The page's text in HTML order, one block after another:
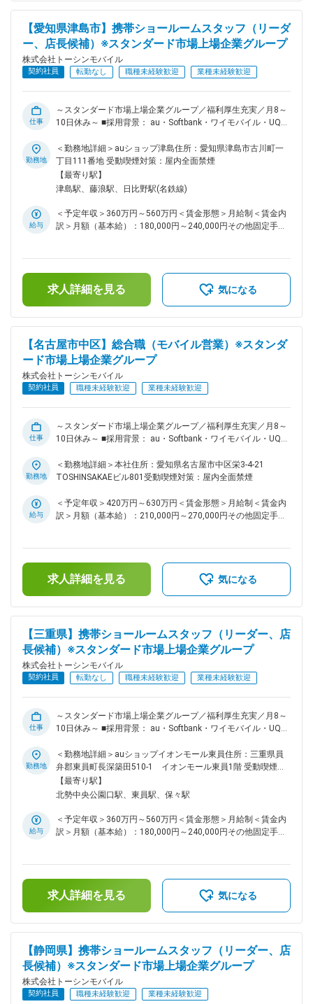
続き └新規申込／機種変更／プラン変更等 ・故障の修理相談
対応 ・プラン内容や操作方法の案内 ・店内の展示やレイアウ
ト ・店舗イベント企画、運営 └営業と連携しながら行ってい
ただきます。 ・在庫管理等 【取り扱い製品例】 携帯電話／ス
マートフォン 関連アクセサリー タブレット その他、上記以外
のサービス ■ポイント： ★充実した福利厚生・休暇制度 各種
育休制度はもちろん、バースデー休暇制度も整えています。
★公平な評価制度 ノルマはありません。店舗目標や個人目標
ト制で、評価を「見える化」。販売実績などの成果はもちろ
ん、勤務態度なども基準です。そんな評価に基づいて賞与や昇
給、昇進が決まるため納得感を持ってもらえるはずです。 ★
お店づくりにアイデアが活かせます 店舗イベントは本社の営
く一般職でもアイデアがあれば大歓迎。気軽に発信してくださ
い。
を含めた表記です。
【愛知県津島市】携帯ショールームスタッフ（リーダ
ー、店長候補）※スタンダード市場上場企業グループ
株式会社トーシンモバイル
契約社員 転勤なし 職種未経験歓迎 業種未経験歓迎
仕事
～スタンダード市場上場企業グループ／福利厚生充実／月8～
10日休み～ ■採用背景： au・Softbank・ワイモバイル・UQス
社。愛知県を中心に、4県にわたってショップを展開していま
す。顧客満足度をさらに高めていくためにも、接客に力を入れ
ていきたいと考え、メンバーを増員することになりました。
「初めてスマホにする」というお客様に簡単なスマホの使い方
したり。 そんなちょっとした気遣いで、「ありがとう、あな
たが担当でよかった」といった嬉しいお言葉をいただけるやり
携帯ショールームスタッフとして、新規申込／機種変更／プラ
ン変更等の携帯電話の各種契約手続き、故障の修理相談対応等
を担当いただきます。 ■業務詳細： ・携帯電話の各種契約手
続き └新規申込／機種変更／プラン変更等 ・故障の修理相談
ト ・店舗イベント企画、運営 └営業と連携しながら行ってい
ただきます。 ・在庫管理等 【取り扱い製品例】 携帯電話／ス
マートフォン 関連アクセサリー タブレット その他、上記以外
のサービス ■ポイント： ★充実した福利厚生・休暇制度 各種
手当が充実している点はもちろんですが、会員制リゾート施設
の利用や退職金制度なども整っています。 休暇制度でも産休
を達成できれば賞与などで還元します。評価項目ごとのポイン
ト制で、評価を「見える化」。販売実績などの成果はもちろ
給、昇進が決まるため納得感を持ってもらえるはずです。 ★
お店づくりにアイデアが活かせます 店舗イベントは本社の営
く一般職でもアイデアがあれば大歓迎。気軽に発信してくださ
い。
勤務地
＜勤務地詳細＞auショップ津島住所：愛知県津島市古川町一
丁目111番地 受動喫煙対策：屋内全面禁煙
【最寄り駅】
津島駅、藤浪駅、日比野駅(名鉄線)
給与
＜予定年収＞360万円～560万円＜賃金形態＞月給制＜賃金内
訳＞月額（基本給）：180,000円～240,000円その他固定手当/
手当を含む）＜昇給有無＞有＜残業手当＞有＜給与補足＞・昇
給年1回（7月※特別昇給随時あり）・賞与年2回（7月、12月※
昨年度実績：年2回）賃金はあくまでも目安の金額であり、選
を含めた表記です。
求人詳細を見る 気になる
【名古屋市中区】総合職（モバイル営業）※スタンダ
ード市場上場企業グループ
株式会社トーシンモバイル
契約社員 職種未経験歓迎 業種未経験歓迎
仕事
～スタンダード市場上場企業グループ／福利厚生充実／月8～
10日休み～ ■採用背景： au・Softbank・ワイモバイル・UQス
社。愛知県を中心に、4県にわたってショップを展開していま
す。顧客満足度をさらに高めていくためにも、接客に力を入れ
「初めてスマホにする」というお客様に簡単なスマホの使い方
をレクチャーしたり、料金プランにお悩みの方にアドバイスを
ュニケーションを日々、感じながら働けます！ ■業務内容：
携帯ショールームスタッフとして、新規申込／機種変更／プラ
ン変更等の携帯電話の各種契約手続き、故障の修理相談対応等
続き └新規申込／機種変更／プラン変更等 ・故障の修理相談
対応 ・プラン内容や操作方法の案内 ・店内の展示やレイアウ
ト ・店舗イベント企画、運営 └営業と連携しながら行ってい
ただきます。 ・在庫管理等 【取り扱い製品例】 携帯電話／ス
マートフォン 関連アクセサリー タブレット その他、上記以外
のサービス ■ポイント： ★充実した福利厚生・休暇制度 各種
育休制度はもちろん、バースデー休暇制度も整えています。
★公平な評価制度 ノルマはありません。店舗目標や個人目標
ト制で、評価を「見える化」。販売実績などの成果はもちろ
ん、勤務態度なども基準です。そんな評価に基づいて賞与や昇
給、昇進が決まるため納得感を持ってもらえるはずです。 ★
お店づくりにアイデアが活かせます 店舗イベントは本社の営
く一般職でもアイデアがあれば大歓迎。気軽に発信してくださ
い。
勤務地
＜勤務地詳細＞本社住所：愛知県名古屋市中区栄3-4-21
TOSHINSAKAEビル801受動喫煙対策：屋内全面禁煙
給与
＜予定年収＞420万円～630万円＜賃金形態＞月給制＜賃金内
訳＞月額（基本給）：210,000円～270,000円その他固定手当/
手当を含む）＜昇給有無＞有＜残業手当＞有＜給与補足＞・昇
給年1回（7月※特別昇給随時あり）・賞与年2回（7月、12月※
昨年度実績：年2回）賃金はあくまでも目安の金額であり、選
を含めた表記です。
求人詳細を見る 気になる
【三重県】携帯ショールームスタッフ（リーダー、店
長候補）※スタンダード市場上場企業グループ
株式会社トーシンモバイル
契約社員 転勤なし 職種未経験歓迎 業種未経験歓迎
仕事
～スタンダード市場上場企業グループ／福利厚生充実／月8～
10日休み～ ■採用背景： au・Softbank・ワイモバイル・UQス
社。愛知県を中心に、4県にわたってショップを展開していま
す。顧客満足度をさらに高めていくためにも、接客に力を入れ
ていきたいと考え、メンバーを増員することになりました。
「初めてスマホにする」というお客様に簡単なスマホの使い方
したり。 そんなちょっとした気遣いで、「ありがとう、あな
たが担当でよかった」といった嬉しいお言葉をいただけるやり
携帯ショールームスタッフとして、新規申込／機種変更／プラ
ン変更等の携帯電話の各種契約手続き、故障の修理相談対応等
を担当いただきます。 ■業務詳細： ・携帯電話の各種契約手
続き └新規申込／機種変更／プラン変更等 ・故障の修理相談
ト ・店舗イベント企画、運営 └営業と連携しながら行ってい
ただきます。 ・在庫管理等 【取り扱い製品例】 携帯電話／ス
マートフォン 関連アクセサリー タブレット その他、上記以外
のサービス ■ポイント： ★充実した福利厚生・休暇制度 各種
手当が充実している点はもちろんですが、会員制リゾート施設
の利用や退職金制度なども整っています。 休暇制度でも産休
勤務地
＜勤務地詳細＞auショップイオンモール東員住所：三重県員
弁郡東員町長深築田510-1 イオンモール東員1階 受動喫煙対
策：敷地内全面禁煙
【最寄り駅】
北勢中央公園口駅、東員駅、保々駅
給与
＜予定年収＞360万円～560万円＜賃金形態＞月給制＜賃金内
訳＞月額（基本給）：180,000円～240,000円その他固定手当/
手当を含む）＜昇給有無＞有＜残業手当＞有＜給与補足＞・昇
給年1回（7月※特別昇給随時あり）・賞与年2回（7月、12月※
昨年度実績：年2回）賃金はあくまでも目安の金額であり、選
を含めた表記です。
求人詳細を見る 気になる
【静岡県】携帯ショールームスタッフ（リーダー、店
長候補）※スタンダード市場上場企業グループ
株式会社トーシンモバイル
契約社員 職種未経験歓迎 業種未経験歓迎